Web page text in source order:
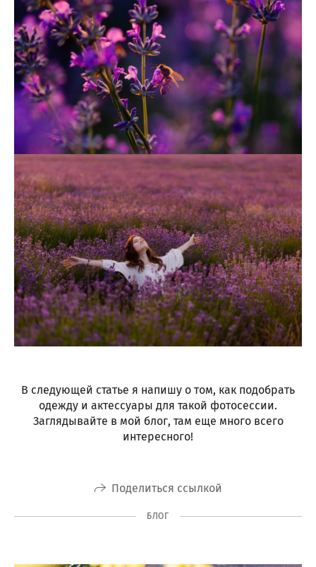
В следующей статье я напишу о том, как подобрать
одежду и актессуары для такой фотосессии.
Заглядывайте в мой блог, там еще много всего
интересного!
Поделиться ссылкой
БЛОГ